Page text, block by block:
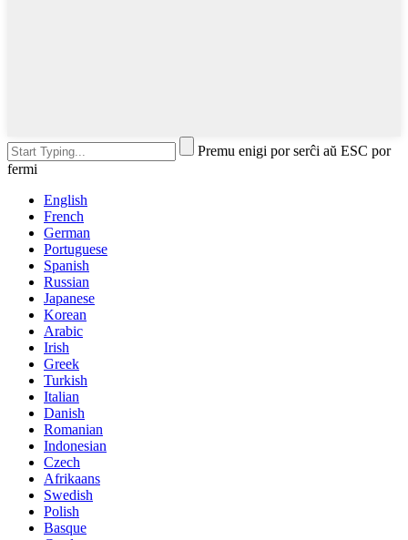
Premu enigi por serĉi aŭ ESC por
fermi
English
French
German
Portuguese
Spanish
Russian
Japanese
Korean
Arabic
Irish
Greek
Turkish
Italian
Danish
Romanian
Indonesian
Czech
Afrikaans
Swedish
Polish
Basque